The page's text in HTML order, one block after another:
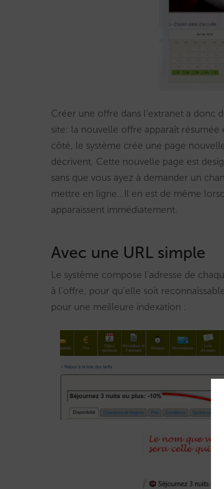
Créer une offre dans l’extranet a donc
site: la nouvelle offre apparaît résumée
côté, le système crée une page
décrivent. Cette nouvelle page est
sans que vous ayez à demander un
mettre en ligne…Il en est de même
apparaissent immédiatement.
Avec une URL simple
Le système compose l’adresse de
à l’offre, pour qu’elle soit
pour une meilleure indexation :